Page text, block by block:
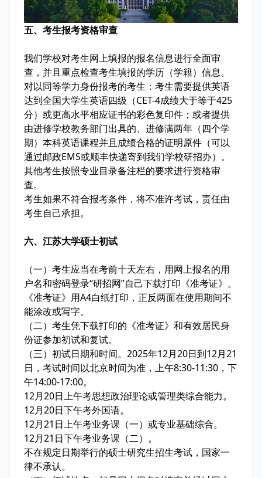
五、考生报考资格审查
我们学校对考生网上填报的报名信息进行全面审
查，并且重点检查考生填报的学历（学籍）信息。
对以同等学力身份报考的考生：考生需要提供英语
达到全国大学生英语四级（CET-4成绩大于等于425
分）或更高水平相应证书的彩色复印件；或者提供
由进修学校教务部门出具的、进修满两年（四个学
期）本科英语课程并且成绩合格的证明原件（可以
通过邮政EMS或顺丰快递寄到我们学校研招办）。
其他考生按照专业目录备注栏的要求进行资格审
查。
考生如果不符合报考条件，将不准许考试，责任由
考生自己承担。
六、江苏大学硕士初试
（一）考生应当在考前十天左右，用网上报名的用
户名和密码登录“研招网”自己下载打印《准考证》。
《准考证》用A4白纸打印，正反两面在使用期间不
能涂改或写字。
（二）考生凭下载打印的《准考证》和有效居民身
份证参加初试和复试。
（三）初试日期和时间。2025年12月20日到12月21
日，考试时间以北京时间为准，上午8:30-11:30，下
午14:00-17:00。
12月20日上午考思想政治理论或管理类综合能力。
12月20日下午考外国语。
12月21日上午考业务课（一）或专业基础综合。
12月21日下午考业务课（二）。
不在规定日期举行的硕士研究生招生考试，国家一
律不承认。